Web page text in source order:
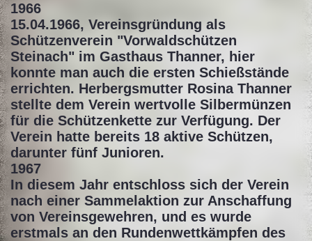
1966
15.04.1966, Vereinsgründung als
Schützenverein "Vorwaldschützen
Steinach" im Gasthaus Thanner, hier
konnte man auch die ersten Schießstände
errichten. Herbergsmutter Rosina Thanner
stellte dem Verein wertvolle Silbermünzen
für die Schützenkette zur Verfügung. Der
Verein hatte bereits 18 aktive Schützen,
darunter fünf Junioren.
1967
In diesem Jahr entschloss sich der Verein
nach einer Sammelaktion zur Anschaffung
von Vereinsgewehren, und es wurde
erstmals an den Rundenwettkämpfen des